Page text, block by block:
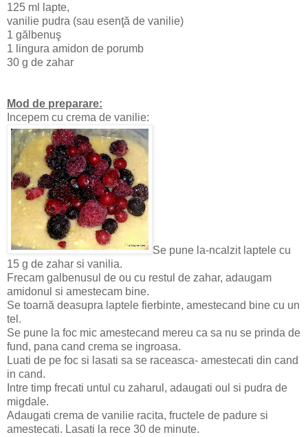
125 ml lapte,
vanilie pudra (sau esenţă de vanilie)
1 gălbenuş
1 lingura amidon de porumb
30 g de zahar
Mod de preparare:
Incepem cu crema de vanilie:
Se pune la-ncalzit laptele cu
15 g de zahar si vanilia.
Frecam galbenusul de ou cu restul de zahar, adaugam
amidonul si amestecam bine.
Se toarnă deasupra laptele fierbinte, amestecand bine cu un
tel.
Se pune la foc mic amestecand mereu ca sa nu se prinda de
fund, pana cand crema se ingroasa.
Luati de pe foc si lasati sa se raceasca- amestecati din cand
in cand.
Intre timp frecati untul cu zaharul, adaugati oul si pudra de
migdale.
Adaugati crema de vanilie racita, fructele de padure si
amestecati. Lasati la rece 30 de minute.